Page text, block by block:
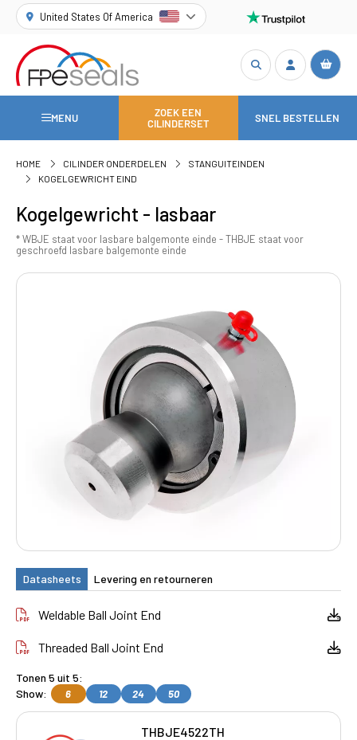
United States Of America
MENU
ZOEK EEN
CILINDERSET
SNEL BESTELLEN
HOME CILINDER ONDERDELEN
STANGUITEINDEN
KOGELGEWRICHT EIND
Kogelgewricht - lasbaar
* WBJE staat voor lasbare balgemonte einde - THBJE staat voor
geschroefd lasbare balgemonte einde
Datasheets Levering en retourneren
Weldable Ball Joint End
Threaded Ball Joint End
Tonen 5 uit 5:
Show:
6 12 24 50
THBJE4522TH